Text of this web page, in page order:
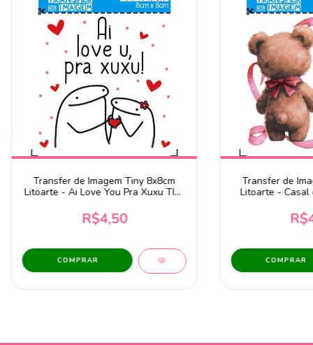
Transfer de Imagem Tiny 8x8cm
Litoarte - Ai Love You Pra Xuxu TIT-
R$4,50
Transfer de
Litoarte - Casal